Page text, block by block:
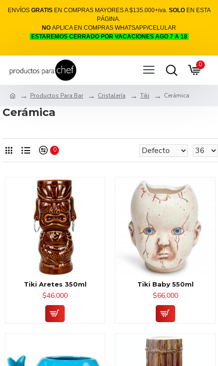
ENVÍOS GRATISEN COMPRAS MAYORES A $135.000+iva. SOLOEN ESTA
PÁGINA.
NO APLICA EN COMPRAS WHATSAPP/CELULAR
ESTAREMOS CERRADO POR VACACIONES AGO 7 A 18
0
Productos Para Bar Cristalería Tiki Cerámica
Cerámica
0
Tiki Aretes 350ml
$46,000
Tiki Baby 550ml
$66,000